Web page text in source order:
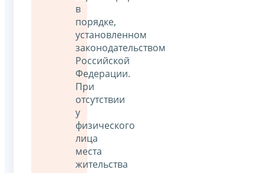
в
порядке,
установленном
законодательством
Российской
Федерации.
При
отсутствии
у
физического
лица
места
жительства